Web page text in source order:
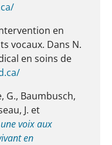
en
vocaux. Dans N.
en soins de
G., Baumbusch,
J. et
voix aux
en